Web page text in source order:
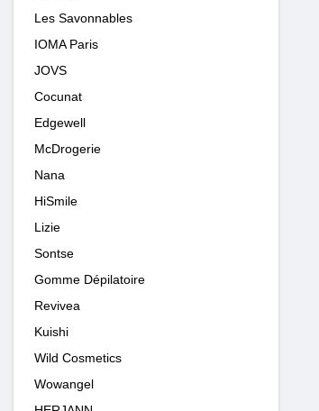
Les Savonnables
IOMA Paris
JOVS
Cocunat
Edgewell
McDrogerie
Nana
HiSmile
Lizie
Sontse
Gomme Dépilatoire
Revivea
Kuishi
Wild Cosmetics
Wowangel